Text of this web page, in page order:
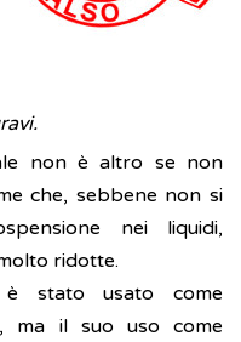
non è altro se non
che, sebbene non si
nei liquidi,
ridotte.
è stato usato come
ma il suo uso come